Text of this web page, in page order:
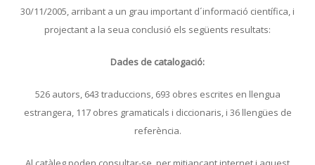
30/11/2005, arribant a un grau important d´informació científica, i
projectant a la seua conclusió els següents resultats:
Dades de catalogació:
526 autors, 643 traduccions, 693 obres escrites en llengua
estrangera, 117 obres gramaticals i diccionaris, i 36 llengües de
referència.